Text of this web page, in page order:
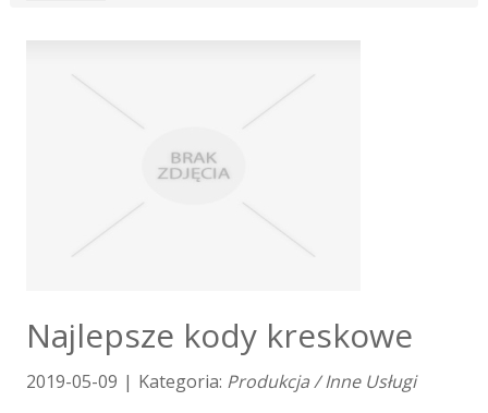
Domy, Mieszkania
Nauczanie
Placówki Edukacyjne
Kursy Językowe
Konferencje, Sale Szkoleniowe
Kursy i Szkolenia
Biżuteria
Dla Dzieci
Najlepsze kody kreskowe
2019-05-09 | Kategoria: Produkcja / Inne Usługi